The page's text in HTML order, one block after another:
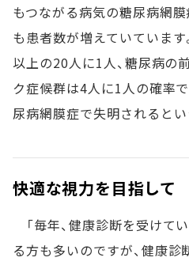
もつながる病気の糖尿病網膜
も患者数が増えていていま
以上の20人に1人、糖尿病の
ク症候群は4人に1人の確率
尿病網膜症で失明されるとい
快適な視力を目指して
「毎年、健康診断を受けて
る方も多いのですが、健康